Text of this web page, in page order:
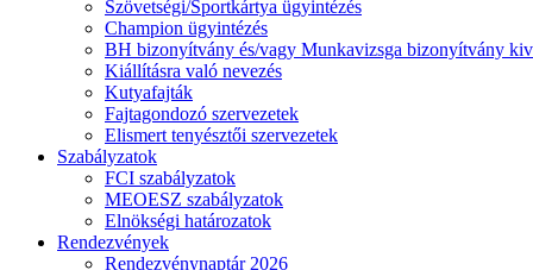
Szövetségi/Sportkártya ügyintézés
Champion ügyintézés
BH bizonyítvány és/vagy Munkavizsga bizonyítvány
Kiállításra való nevezés
Kutyafajták
Fajtagondozó szervezetek
Elismert tenyésztői szervezetek
Szabályzatok
FCI szabályzatok
MEOESZ szabályzatok
Elnökségi határozatok
Rendezvények
Rendezvénynaptár 2026